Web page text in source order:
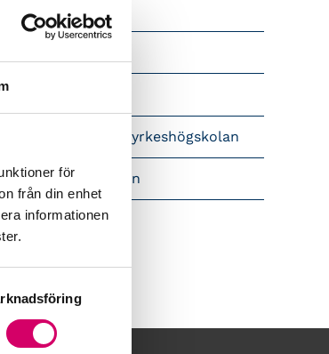
för
från din enhet
informationen
Konsulten
medier
Myndigheten för yrkeshögskolan
i lönebranschen